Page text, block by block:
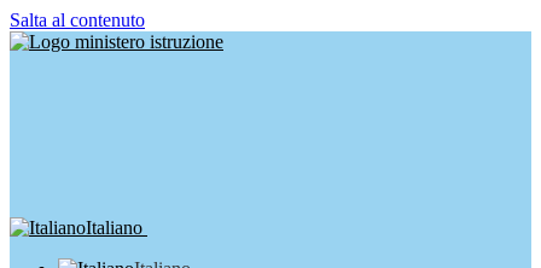
Salta al contenuto
Italiano